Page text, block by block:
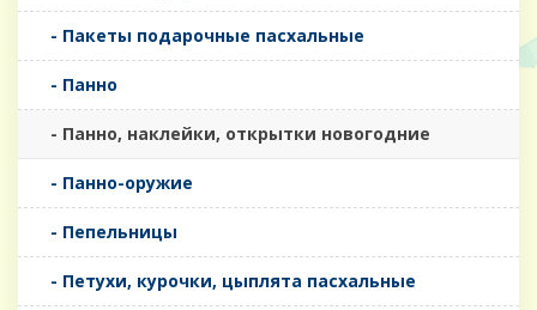
- Пакеты подарочные пасхальные
- Панно
- Панно, наклейки, открытки новогодние
- Панно-оружие
- Пепельницы
- Петухи, курочки, цыплята пасхальные